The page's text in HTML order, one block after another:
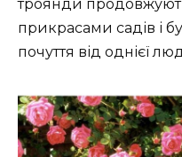
троянди
прикрасами садів і
почуття від однієї